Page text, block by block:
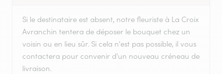
Si le destinataire est absent, notre fleuriste à La Croix
Avranchin tentera de déposer le bouquet chez un
voisin ou en lieu sûr. Si cela n'est pas possible, il vous
contactera pour convenir d'un nouveau créneau de
livraison.